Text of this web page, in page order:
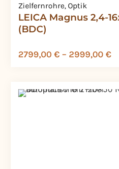
LEICA Magnus 2,4-
(BDC)
Zielfernrohre, Optik
2799,00 € – 2999,00 €